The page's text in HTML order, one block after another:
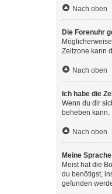
Nach oben
Die Forenuhr
Zeitzone kann
Nach oben
Ich habe die
Wenn du dir
beheben kann.
Nach oben
Meine
Meist hat die
du benötigst,
gefunden